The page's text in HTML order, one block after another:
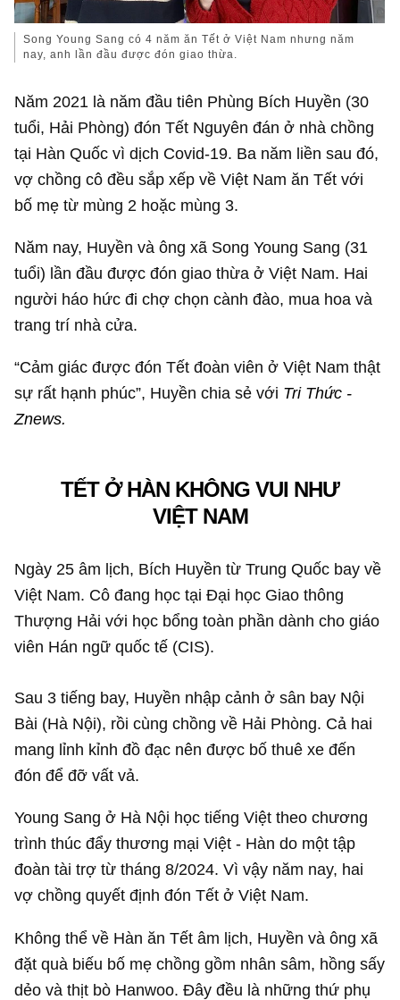
Song Young Sang có 4 năm ăn Tết ở Việt Nam nhưng năm
nay, anh lần đầu được đón giao thừa.
Năm 2021 là năm đầu tiên Phùng Bích Huyền (30
tuổi, Hải Phòng) đón Tết Nguyên đán ở nhà chồng
tại Hàn Quốc vì dịch Covid-19. Ba năm liền sau đó,
vợ chồng cô đều sắp xếp về Việt Nam ăn Tết với
bố mẹ từ mùng 2 hoặc mùng 3.
Năm nay, Huyền và ông xã Song Young Sang (31
tuổi) lần đầu được đón giao thừa ở Việt Nam. Hai
người háo hức đi chợ chọn cành đào, mua hoa và
trang trí nhà cửa.
“Cảm giác được đón Tết đoàn viên ở Việt Nam thật
sự rất hạnh phúc”, Huyền chia sẻ với Tri Thức -
Znews.
TẾT Ở HÀN KHÔNG VUI NHƯ
VIỆT NAM
Ngày 25 âm lịch, Bích Huyền từ Trung Quốc bay về
Việt Nam. Cô đang học tại Đại học Giao thông
Thượng Hải với học bổng toàn phần dành cho giáo
viên Hán ngữ quốc tế (CIS).
Sau 3 tiếng bay, Huyền nhập cảnh ở sân bay Nội
Bài (Hà Nội), rồi cùng chồng về Hải Phòng. Cả hai
mang lỉnh kỉnh đồ đạc nên được bố thuê xe đến
đón để đỡ vất vả.
Young Sang ở Hà Nội học tiếng Việt theo chương
trình thúc đẩy thương mại Việt - Hàn do một tập
đoàn tài trợ từ tháng 8/2024. Vì vậy năm nay, hai
vợ chồng quyết định đón Tết ở Việt Nam.
Không thể về Hàn ăn Tết âm lịch, Huyền và ông xã
đặt quà biếu bố mẹ chồng gồm nhân sâm, hồng sấy
dẻo và thịt bò Hanwoo. Đây đều là những thứ phụ